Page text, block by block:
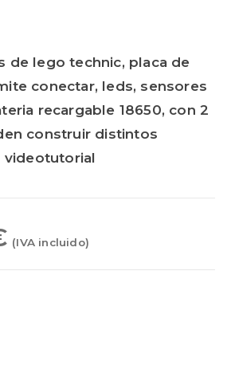
de lego technic, placa de
conectar, leds, sensores
recargable 18650, con 2
construir distintos
videotutorial
(IVA incluido)